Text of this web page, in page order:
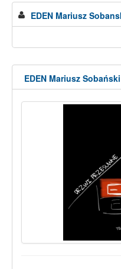
EDEN Mariusz
EDEN Mariusz Sobański